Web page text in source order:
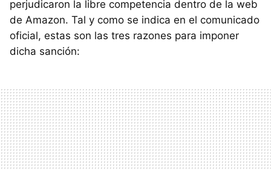
perjudicaron la libre competencia dentro de la web
de Amazon. Tal y como se indica en el comunicado
oficial, estas son las tres razones para imponer
dicha sanción: